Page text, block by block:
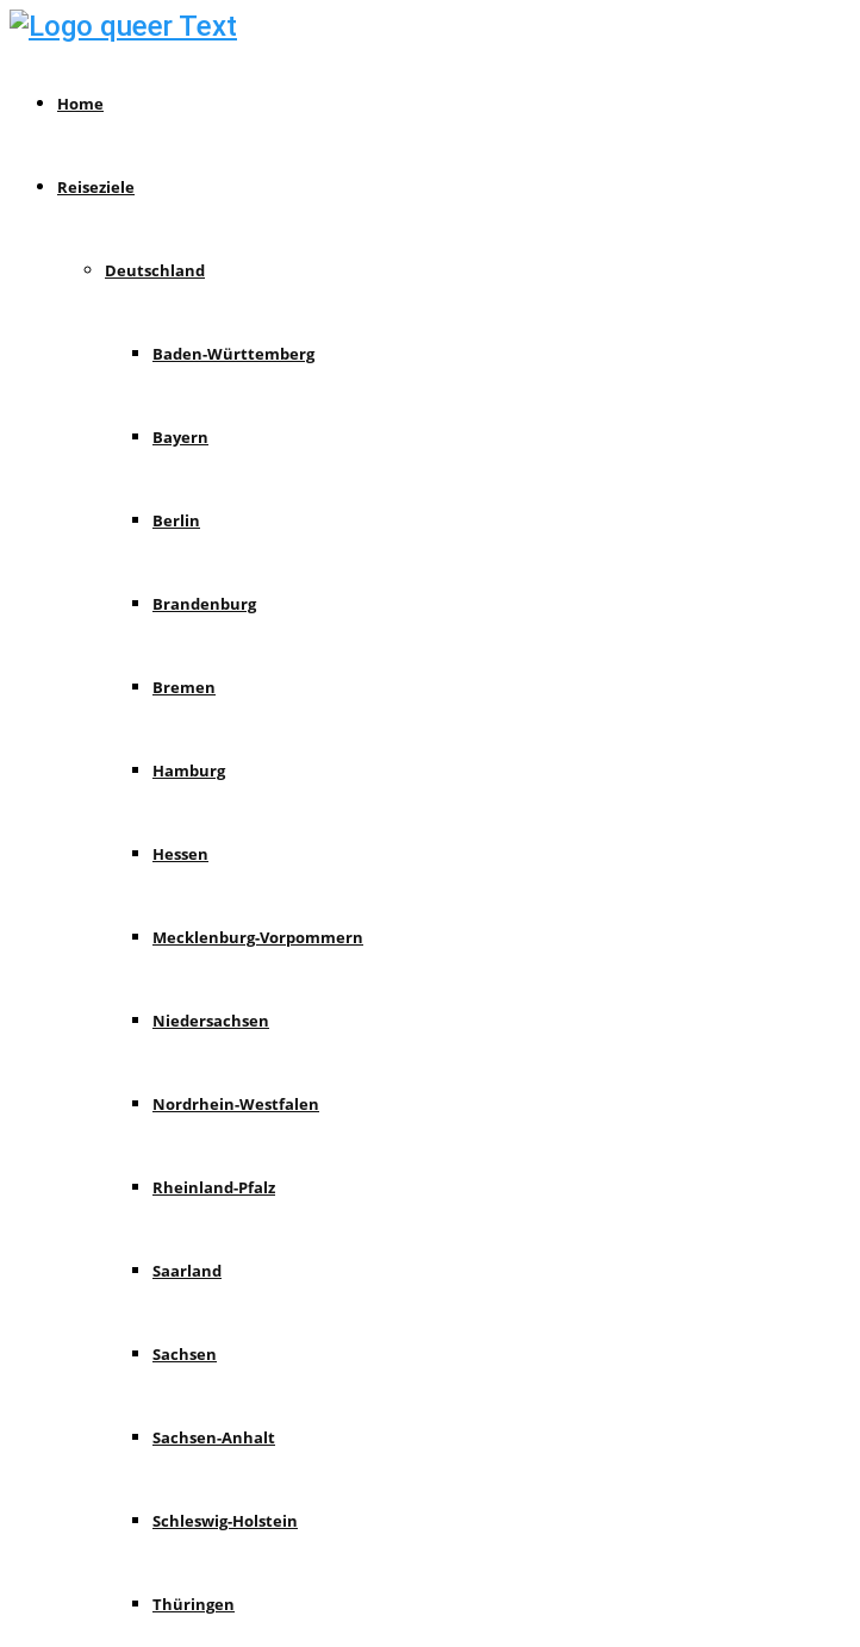
Home
Reiseziele
Deutschland
Baden-Württemberg
Bayern
Berlin
Brandenburg
Bremen
Hamburg
Hessen
Mecklenburg-Vorpommern
Niedersachsen
Nordrhein-Westfalen
Rheinland-Pfalz
Saarland
Sachsen
Sachsen-Anhalt
Schleswig-Holstein
Thüringen